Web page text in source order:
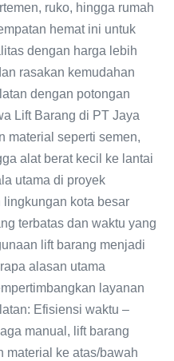
ruko, hingga rumah
hemat ini untuk
dengan harga lebih
rasakan kemudahan
dengan potongan
Lift Barang di PT Jaya
material seperti semen,
alat berat kecil ke lantai
utama di proyek
kota besar
terbatas dan waktu yang
lift barang menjadi
alasan utama
layanan
Efisiensi waktu –
manual, lift barang
material ke atas/bawah